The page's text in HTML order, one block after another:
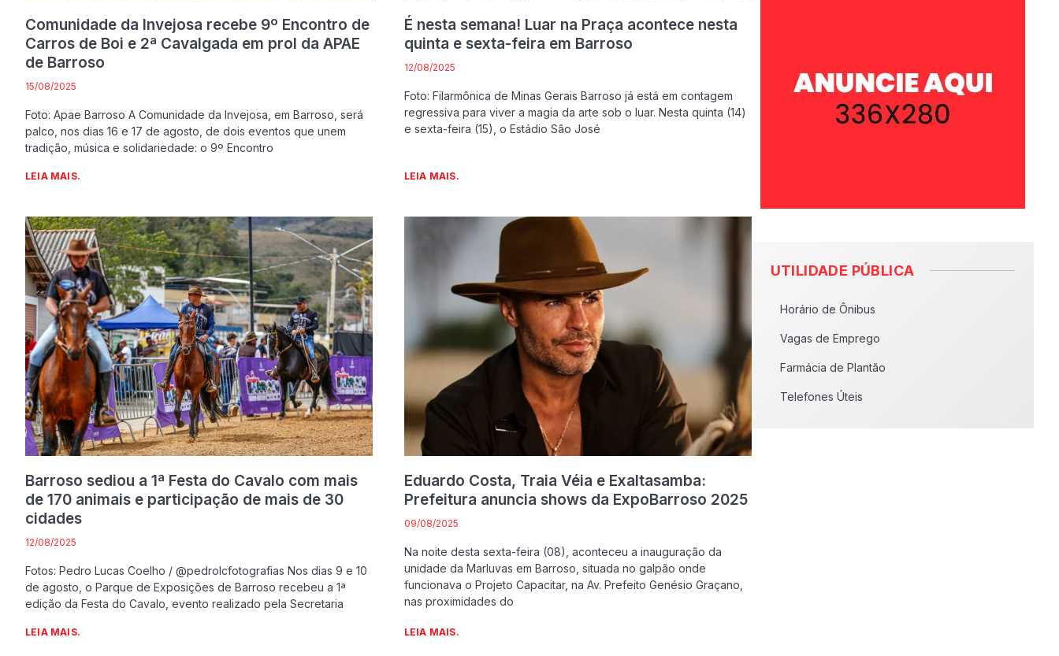
Comunidade da Invejosa recebe 9º Encontro de
Carros de Boi e 2ª Cavalgada em prol da APAE
de Barroso
15/08/2025
Foto: Apae Barroso A Comunidade da Invejosa, em Barroso, será
palco, nos dias 16 e 17 de agosto, de dois eventos que unem
tradição, música e solidariedade: o 9º Encontro
LEIA MAIS.
É nesta semana! Luar na Praça acontece nesta
quinta e sexta-feira em Barroso
12/08/2025
Foto: Filarmônica de Minas Gerais Barroso já está em contagem
regressiva para viver a magia da arte sob o luar. Nesta quinta (14)
e sexta-feira (15), o Estádio São José
LEIA MAIS.
Barroso sediou a 1ª Festa do Cavalo com mais
de 170 animais e participação de mais de 30
cidades
12/08/2025
Fotos: Pedro Lucas Coelho / @pedrolcfotografias Nos dias 9 e 10
de agosto, o Parque de Exposições de Barroso recebeu a 1ª
edição da Festa do Cavalo, evento realizado pela Secretaria
LEIA MAIS.
Eduardo Costa, Traia Véia e Exaltasamba:
Prefeitura anuncia shows da ExpoBarroso 2025
09/08/2025
Na noite desta sexta-feira (08), aconteceu a inauguração da
unidade da Marluvas em Barroso, situada no galpão onde
funcionava o Projeto Capacitar, na Av. Prefeito Genésio Graçano,
nas proximidades do
LEIA MAIS.
UTILIDADE PÚBLICA
Horário de Ônibus
Vagas de Emprego
Farmácia de Plantão
Telefones Úteis